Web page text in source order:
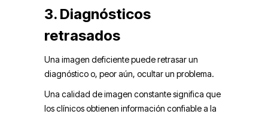
3. Diagnósticos
retrasados
Una imagen deficiente puede retrasar un
diagnóstico o, peor aún, ocultar un problema.
Una calidad de imagen constante significa que
los clínicos obtienen información confiable a la